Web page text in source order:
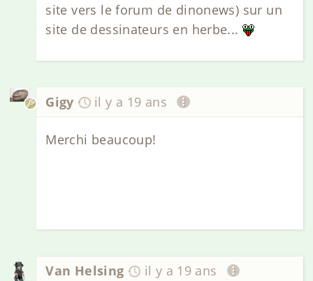
site vers le forum de dinonews) sur un
site de dessinateurs en herbe...
Gigy il y a 19 ans
Merchi beaucoup!
Van Helsing il y a 19 ans